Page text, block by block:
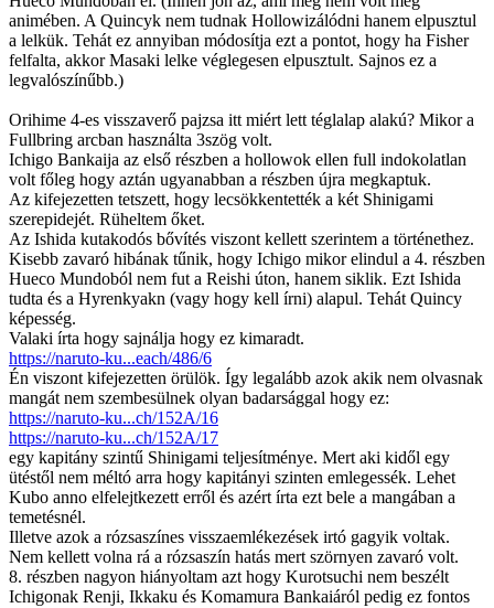
animében. A Quincyk nem tudnak Hollowizálódni hanem elpusztul
a lelkük. Tehát ez annyiban módosítja ezt a pontot, hogy ha Fisher
felfalta, akkor Masaki lelke véglegesen elpusztult. Sajnos ez a
legvalószínűbb.)
Orihime 4-es visszaverő pajzsa itt miért lett téglalap alakú? Mikor a
Fullbring arcban használta 3szög volt.
Ichigo Bankaija az első részben a hollowok ellen full indokolatlan
volt főleg hogy aztán ugyanabban a részben újra megkaptuk.
Az kifejezetten tetszett, hogy lecsökkentették a két Shinigami
szerepidejét. Rüheltem őket.
Az Ishida kutakodós bővítés viszont kellett szerintem a történethez.
Kisebb zavaró hibának tűnik, hogy Ichigo mikor elindul a 4. részben
Hueco Mundoból nem fut a Reishi úton, hanem siklik. Ezt Ishida
tudta és a Hyrenkyakn (vagy hogy kell írni) alapul. Tehát Quincy
képesség.
Valaki írta hogy sajnálja hogy ez kimaradt.
https://naruto-ku...each/486/6
Én viszont kifejezetten örülök. Így legalább azok akik nem olvasnak
mangát nem szembesülnek olyan badarsággal hogy ez:
https://naruto-ku...ch/152A/16
https://naruto-ku...ch/152A/17
egy kapitány szintű Shinigami teljesítménye. Mert aki kidől egy
ütéstől nem méltó arra hogy kapitányi szinten emlegessék. Lehet
Kubo anno elfelejtkezett erről és azért írta ezt bele a mangában a
temetésnél.
Illetve azok a rózsaszínes visszaemlékezések irtó gagyik voltak.
Nem kellett volna rá a rózsaszín hatás mert szörnyen zavaró volt.
8. részben nagyon hiányoltam azt hogy Kurotsuchi nem beszélt
Ichigonak Renji, Ikkaku és Komamura Bankaiáról pedig ez fontos